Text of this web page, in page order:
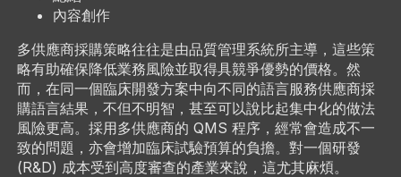
內容創作
多供應商採購策略往往是由品質管理系統所主導，這些策
略有助確保降低業務風險並取得具競爭優勢的價格。然
而，在同一個臨床開發方案中向不同的語言服務供應商採
購語言結果，不但不明智，甚至可以說比起集中化的做法
風險更高。採用多供應商的 QMS 程序，經常會造成不一
致的問題，亦會增加臨床試驗預算的負擔。對一個研發
(R&D) 成本受到高度審查的產業來說，這尤其麻煩。